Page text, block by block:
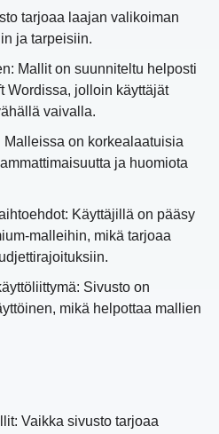
tarjoaa laajan valikoiman
ja tarpeisiin.
Mallit on suunniteltu helposti
Wordissa, jolloin käyttäjät
vaivalla.
on korkealaatuisia
ja huomiota
Käyttäjillä on pääsy
malleihin, mikä tarjoaa
Sivusto on
mikä helpottaa mallien
Vaikka sivusto tarjoaa